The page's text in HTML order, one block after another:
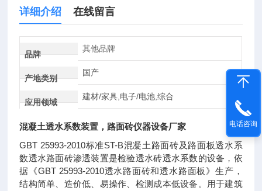
详细介绍 在线留言
品牌
其他品牌
产地类别
国产
应用领域
建材/家具,电子/电池,综合
混凝土透水系数装置，路面砖仪器设备厂家
GBT 25993-2010标准ST-B混凝土路面砖及路面板透水系
数透水路面砖渗透装置是检验透水砖透水系数的设备，依
据《GBT 25993-2010透水路面砖和透水路面板》生产，
结构简单、造价低、易操作、检测成本低设备。用于建筑
电话咨询